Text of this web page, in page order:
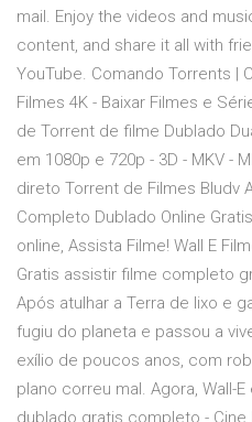
mail. Enjoy the videos and
content, and share it all with
YouTube. Comando Torrents |
Filmes 4K - Baixar Filmes e
de Torrent de filme Dublado
em 1080p e 720p - 3D - MKV -
direto Torrent de Filmes Bludv
Completo Dublado Online
online, Assista Filme! Wall E
Gratis assistir filme completo
Após atulhar a Terra de lixo e
fugiu do planeta e passou a
exílio de poucos anos, com
plano correu mal. Agora, Wall-